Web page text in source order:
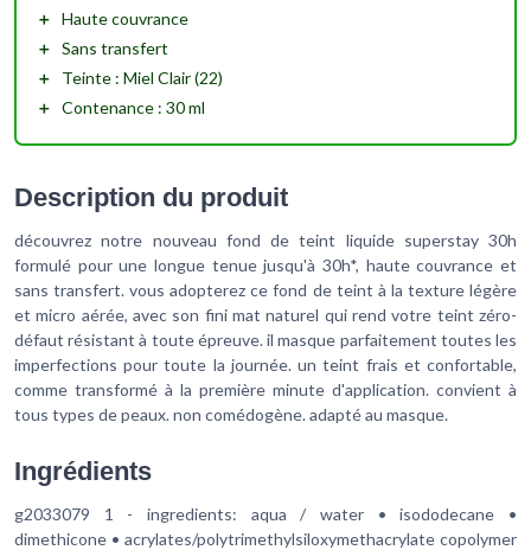
＋ Haute couvrance
＋ Sans transfert
＋
Teinte : Miel Clair (22)
＋ Contenance : 30 ml
Description du produit
découvrez notre nouveau fond de teint liquide superstay 30h
formulé pour une longue tenue jusqu'à 30h*, haute couvrance et
sans transfert. vous adopterez ce fond de teint à la texture légère
et micro aérée, avec son fini mat naturel qui rend votre teint zéro-
défaut résistant à toute épreuve. il masque parfaitement toutes les
imperfections pour toute la journée. un teint frais et confortable,
comme transformé à la première minute d'application. convient à
tous types de peaux. non comédogène. adapté au masque.
Ingrédients
g2033079 1 - ingredients: aqua / water • isododecane •
dimethicone • acrylates/polytrimethylsiloxymethacrylate copolymer